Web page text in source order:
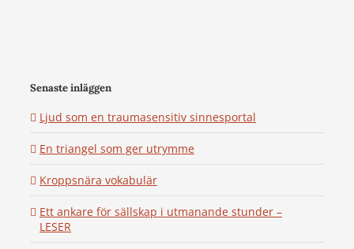
Senaste inläggen
Ljud som en traumasensitiv sinnesportal
En triangel som ger utrymme
Kroppsnära vokabulär
Ett ankare för sällskap i utmanande stunder –
LESER